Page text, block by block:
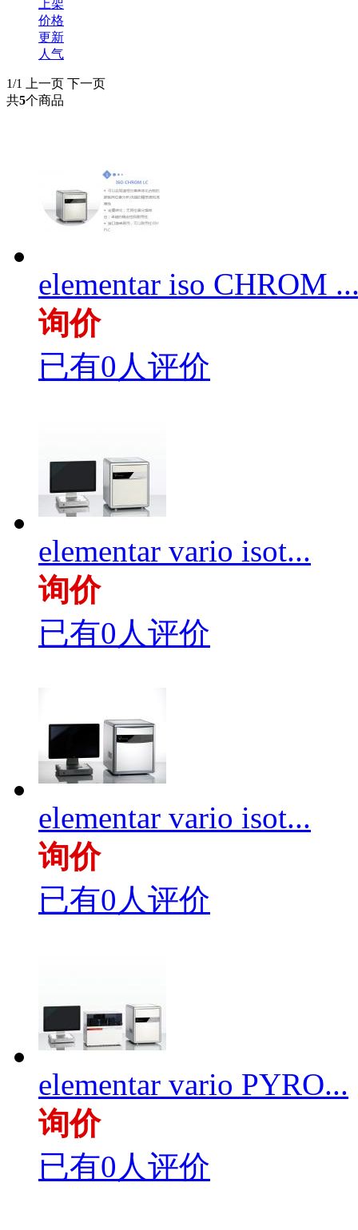
上架
价格
更新
人气
1/1 上一页
下一页
共5个商品
elementar iso CHROM
询价
已有0人评价
elementar vario isot...
询价
已有0人评价
elementar vario isot...
询价
已有0人评价
elementar vario PYRO...
询价
已有0人评价